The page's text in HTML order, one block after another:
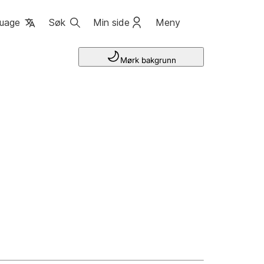
Søk Min side Meny
Mørk bakgrunn